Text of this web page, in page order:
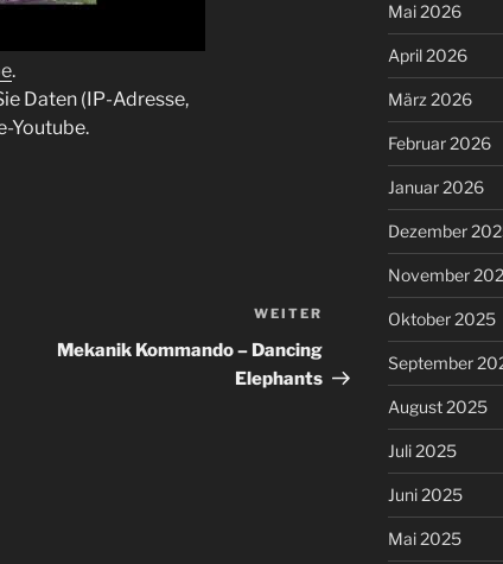
.
Daten (IP-Adresse,
Youtube.
Nächster
Beitrag
WEITER
Mekanik Kommando – Dancing
Elephants
Mai 2026
April 2026
März 2026
Februar 2026
Januar 2026
Dezember
November
Oktober 2025
September
August 2025
Juli 2025
Juni 2025
Mai 2025